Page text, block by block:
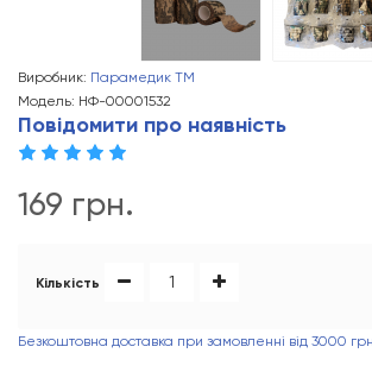
Виробник: Парамедик ТМ
Модель: НФ-00001532
Повідомити про наявність
169 грн.
Кількість
Безкоштовна доставка при замовленні від 3000 грн